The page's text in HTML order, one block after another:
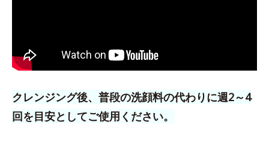
クレンジング後、普段の洗顔料の代わりに週2～4
回を目安としてご使用ください。